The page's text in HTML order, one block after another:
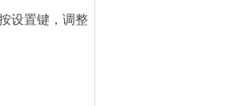
设置键，调整